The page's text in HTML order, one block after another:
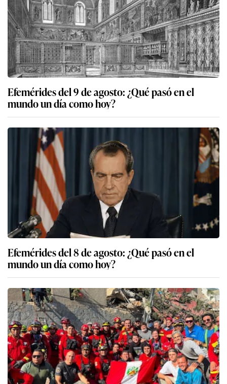
Efemérides del 9 de agosto: ¿Qué pasó en el
mundo un día como hoy?
Efemérides del 8 de agosto: ¿Qué pasó en el
mundo un día como hoy?